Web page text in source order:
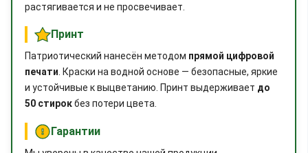
растягивается и не просвечивает.
Принт
Патриотический нанесён методом прямой цифровой
печати. Краски на водной основе — безопасные, яркие
и устойчивые к выцветанию. Принт выдерживает до
50 стирокбез потери цвета.
Гарантии